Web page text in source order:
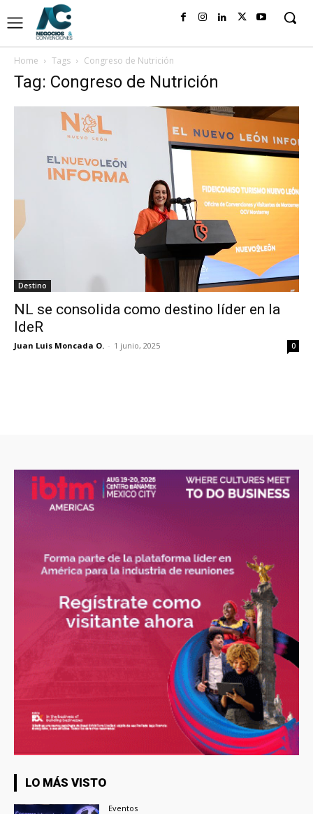
Home Tags Congreso de Nutrición
Tag: Congreso de Nutrición
Destino
NL se consolida como destino líder en la
IdeR
Juan Luis Moncada O. - 1 junio, 2025 0
LO MÁS VISTO
Eventos